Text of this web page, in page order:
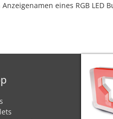
eines RGB LED